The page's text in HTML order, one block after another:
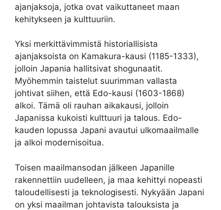
ajanjaksoja, jotka ovat vaikuttaneet maan
kehitykseen ja kulttuuriin.
Yksi merkittävimmistä historiallisista
ajanjaksoista on Kamakura-kausi (1185-1333),
jolloin Japania hallitsivat shogunaatit.
Myöhemmin taistelut suurimman vallasta
johtivat siihen, että Edo-kausi (1603-1868)
alkoi. Tämä oli rauhan aikakausi, jolloin
Japanissa kukoisti kulttuuri ja talous. Edo-
kauden lopussa Japani avautui ulkomaailmalle
ja alkoi modernisoitua.
Toisen maailmansodan jälkeen Japanille
rakennettiin uudelleen, ja maa kehittyi nopeasti
taloudellisesti ja teknologisesti. Nykyään Japani
on yksi maailman johtavista talouksista ja